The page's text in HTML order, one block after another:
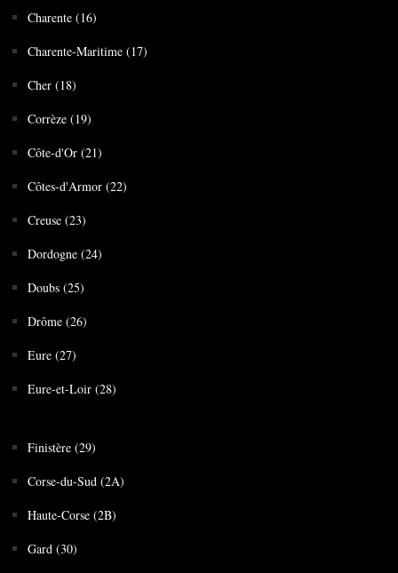
Charente (16)
Charente-Maritime (17)
Cher (18)
Corrèze (19)
Côte-d'Or (21)
Côtes-d'Armor (22)
Creuse (23)
Dordogne (24)
Doubs (25)
Drôme (26)
Eure (27)
Eure-et-Loir (28)
Finistère (29)
Corse-du-Sud (2A)
Haute-Corse (2B)
Gard (30)